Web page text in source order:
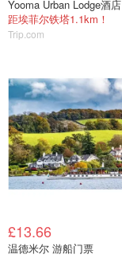
Yooma Urban Lodge酒店
距埃菲尔铁塔1.1km！
Trip.com
£13.66
温德米尔 游船门票